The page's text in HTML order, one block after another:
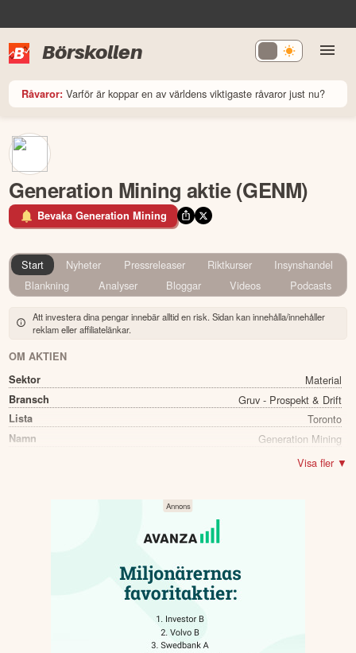
Börskollen
Råvaror: Varför är koppar en av världens viktigaste råvaror just nu?
Generation Mining aktie (GENM)
Bevaka Generation Mining
Start Nyheter Pressreleaser Riktkurser
Insynshandel
Blankning
Analyser Bloggar Videos Podcasts
Att investera dina pengar innebär alltid en risk. Sidan kan innehålla/innehåller
reklam eller affiliatelänkar.
OM AKTIEN
Sektor
Material
Bransch Gruv - Prospekt & Drift
Lista Toronto
Namn Generation Mining
GENM
Visa fler ▼